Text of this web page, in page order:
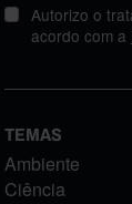
Autorizo o
acordo com a
TEMAS
Ambiente
Ciência